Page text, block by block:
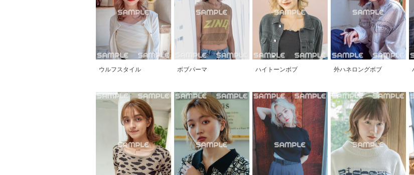
ウルフスタイル ボブパーマ ハイトーンボブ 外ハネロングボブ